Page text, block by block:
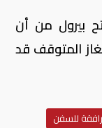
بيرول من أن
المتوقف قد
للسفن